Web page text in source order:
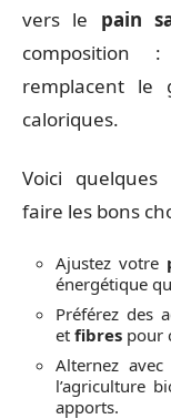
vers le pain
composition
remplacent le
caloriques.
Voici quelques
faire les bons
Ajustez votre
énergétique
Préférez des
et fibres pour
Alternez avec
l’agriculture
apports.